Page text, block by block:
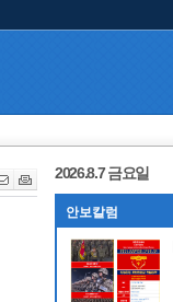
2026.8.7 금요일
안보칼럼